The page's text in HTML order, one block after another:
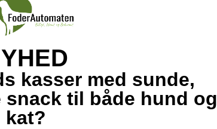
kasser med sunde,
til både hund og
kat?